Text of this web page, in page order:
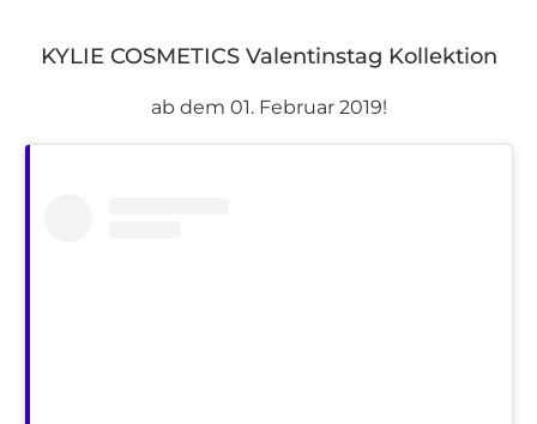
KYLIE COSMETICS Valentinstag Kollektion
ab dem 01. Februar 2019!